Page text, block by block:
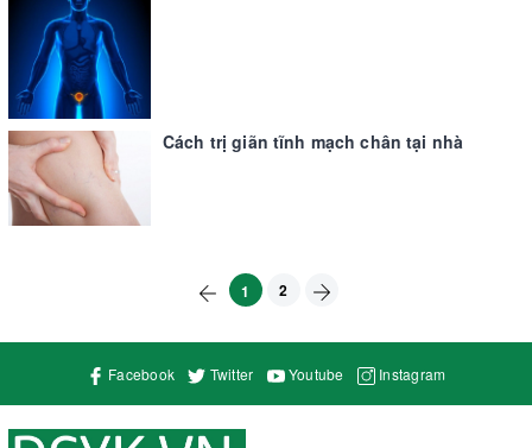
Cách trị giãn tĩnh mạch chân tại nhà
1 2
Facebook Twitter Youtube Instagram